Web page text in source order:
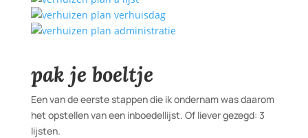
pak je boeltje
Een van de eerste stappen die ik ondernam was daarom
het opstellen van een inboedellijst. Of liever gezegd: 3
lijsten.